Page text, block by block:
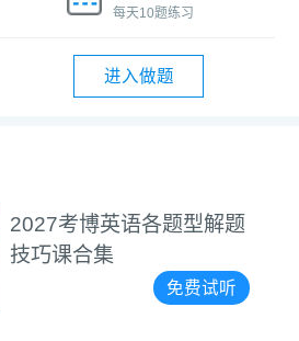
每天10题练习
进入做题
2027考博英语各题型解题
技巧课合集
免费试听